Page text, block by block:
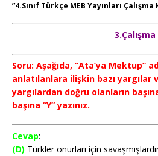
”4.Sınıf Türkçe MEB Yayınları
3.Çalışma
Soru: Aşağıda, “Ata’ya Mektup”
anlatılanlara ilişkin bazı yargılar
yargılardan doğru olanların
başına “Y” yazınız.
Cevap:
(D) Türkler onurları için